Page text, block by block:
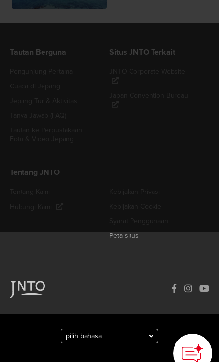
Tautan Berguna Situs JNTO Terkait
Tentang JNTO
Peta situs